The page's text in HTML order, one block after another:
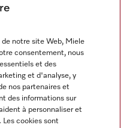
notre site Web, Miele
consentement, nous
et des
et d'analyse, y
nos partenaires et
des informations sur
à personnaliser et
Les cookies sont